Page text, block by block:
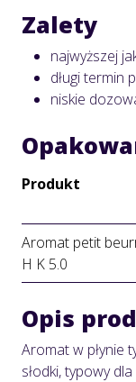
Zalety
najwyższej
długi termin
niskie
Produkt
Aromat petit
H K 5.0
Opis
Aromat w płynie
słodki, typowy